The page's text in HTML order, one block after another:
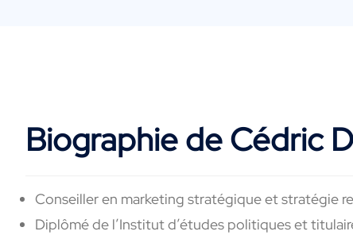
Biographie de Cédric
Conseiller en marketing stratégique et stratégie
Diplômé de l’Institut d’études politiques et